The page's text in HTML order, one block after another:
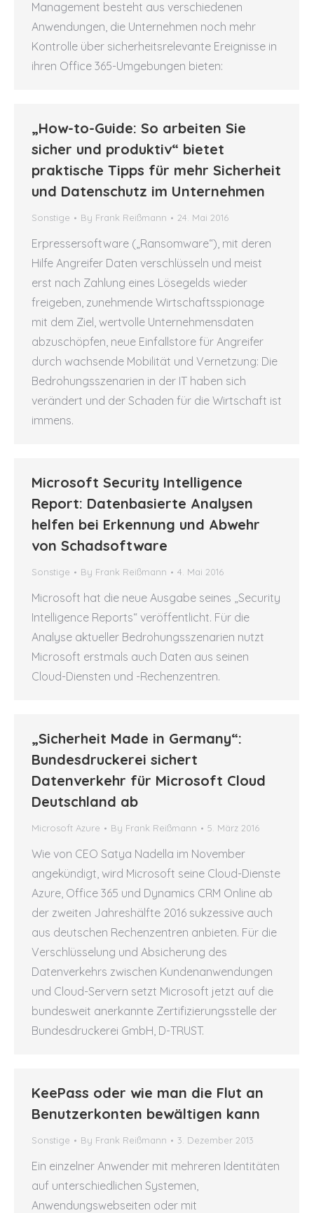
Management besteht aus verschiedenen
Anwendungen, die Unternehmen noch mehr
Kontrolle über sicherheitsrelevante Ereignisse in
ihren Office 365-Umgebungen bieten:
„How-to-Guide: So arbeiten Sie
sicher und produktiv“ bietet
praktische Tipps für mehr Sicherheit
und Datenschutz im Unternehmen
Sonstige By Frank Reißmann 24. Mai 2016
Erpressersoftware („Ransomware“), mit deren
Hilfe Angreifer Daten verschlüsseln und meist
erst nach Zahlung eines Lösegelds wieder
freigeben, zunehmende Wirtschaftsspionage
mit dem Ziel, wertvolle Unternehmensdaten
abzuschöpfen, neue Einfallstore für Angreifer
durch wachsende Mobilität und Vernetzung: Die
Bedrohungsszenarien in der IT haben sich
verändert und der Schaden für die Wirtschaft ist
immens.
Microsoft Security Intelligence
Report: Datenbasierte Analysen
helfen bei Erkennung und Abwehr
von Schadsoftware
Sonstige By Frank Reißmann 4. Mai 2016
Microsoft hat die neue Ausgabe seines „Security
Intelligence Reports“ veröffentlicht. Für die
Analyse aktueller Bedrohungsszenarien nutzt
Microsoft erstmals auch Daten aus seinen
Cloud-Diensten und -Rechenzentren.
„Sicherheit Made in Germany“:
Bundesdruckerei sichert
Datenverkehr für Microsoft Cloud
Deutschland ab
Microsoft Azure By Frank Reißmann 5. März 2016
Wie von CEO Satya Nadella im November
angekündigt, wird Microsoft seine Cloud-Dienste
Azure, Office 365 und Dynamics CRM Online ab
der zweiten Jahreshälfte 2016 sukzessive auch
aus deutschen Rechenzentren anbieten. Für die
Verschlüsselung und Absicherung des
Datenverkehrs zwischen Kundenanwendungen
und Cloud-Servern setzt Microsoft jetzt auf die
bundesweit anerkannte Zertifizierungsstelle der
Bundesdruckerei GmbH, D-TRUST.
KeePass oder wie man die Flut an
Benutzerkonten bewältigen kann
Sonstige By Frank Reißmann 3. Dezember 2013
Ein einzelner Anwender mit mehreren Identitäten
auf unterschiedlichen Systemen,
Anwendungswebseiten oder mit